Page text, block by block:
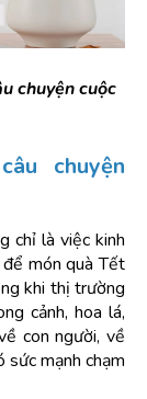
chuyện cuộc
chuyện
chỉ là việc kinh
món quà Tết
khi thị trường
cảnh, hoa lá,
con người, về
mạnh chạm